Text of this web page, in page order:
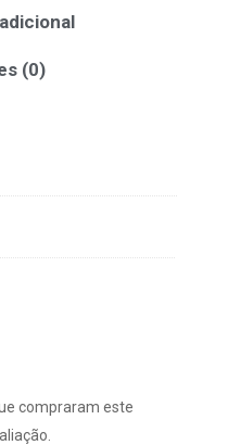
(0)
compraram este